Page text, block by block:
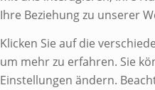
Ihre Beziehung zu unserer
Klicken Sie auf die
um mehr zu erfahren. Sie
Einstellungen ändern.